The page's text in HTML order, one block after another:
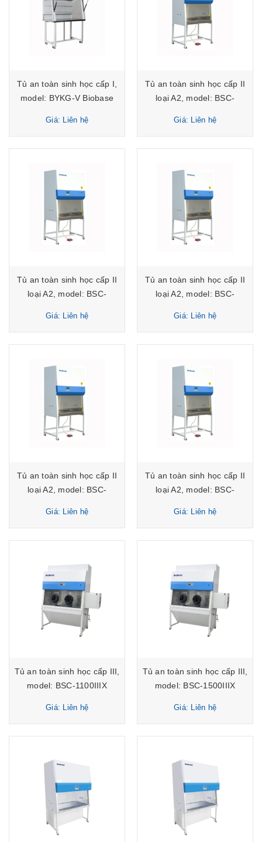
Tủ an toàn sinh học cấp I,
model: BYKG-V Biobase
Giá: Liên hệ
Tủ an toàn sinh học cấp II
loại A2, model: BSC-
Giá: Liên hệ
Tủ an toàn sinh học cấp II
loại A2, model: BSC-
Giá: Liên hệ
Tủ an toàn sinh học cấp II
loại A2, model: BSC-
Giá: Liên hệ
Tủ an toàn sinh học cấp II
loại A2, model: BSC-
Giá: Liên hệ
Tủ an toàn sinh học cấp II
loại A2, model: BSC-
Giá: Liên hệ
Tủ an toàn sinh học cấp III,
model: BSC-1100IIIX
Giá: Liên hệ
Tủ an toàn sinh học cấp III,
model: BSC-1500IIIX
Giá: Liên hệ